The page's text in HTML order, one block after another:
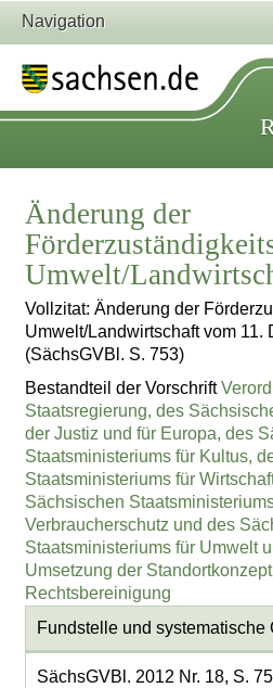
Navigation
Änderung der
Umwelt/
Vollzitat: Änderung der
Umwelt/Landwirtschaft vom 11.
(SächsGVBl. S. 753)
Bestandteil der Vorschrift
Staatsregierung, des
der Justiz und für Europa, des
Staatsministeriums für Kultus,
Staatsministeriums für
Sächsischen
Verbraucherschutz und des
Staatsministeriums für Umwelt
Umsetzung der
Rechtsbereinigung
Fundstelle und systematische
SächsGVBl. 2012 Nr. 18, S.